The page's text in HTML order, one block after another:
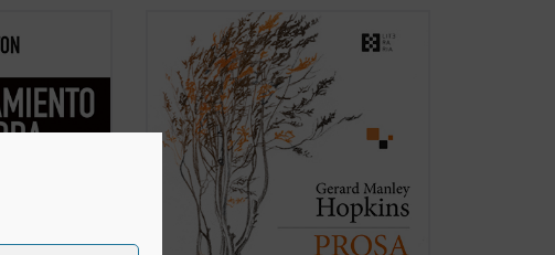
reeditados
Guerra de
la estrecha
Se publica por primera vez en castellano,
de la mano del filólogo, escritor y
traductor Gabriel Insausti la obra
completa en prosa --a excepción de
algún texto menor-- del poeta inglés
Gerard Manley Hopkins (1844-1889).
Ejemplo claro del ...
(ver ficha)